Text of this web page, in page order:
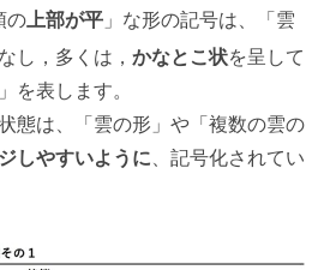
の上部が平 」な形の記号は、「雲
し，多くは， かなとこ状を呈して
を表します。
態は、「雲の形」や「複数の雲の
しやすいように、記号化されてい